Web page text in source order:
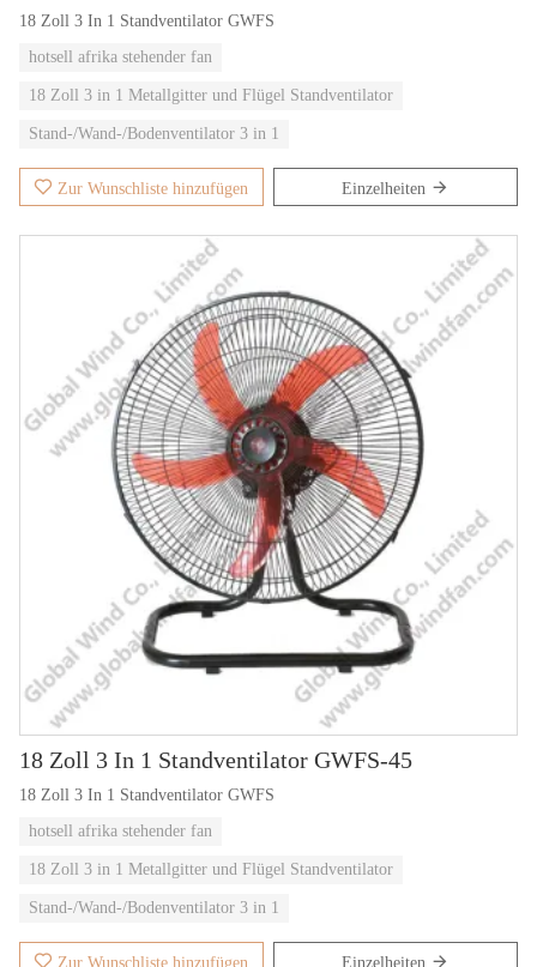
18 Zoll 3 In 1 Standventilator GWFS
hotsell afrika stehender fan
18 Zoll 3 in 1 Metallgitter und Flügel Standventilator
Stand-/Wand-/Bodenventilator 3 in 1
Zur Wunschliste hinzufügen Einzelheiten
18 Zoll 3 In 1 Standventilator GWFS-45
18 Zoll 3 In 1 Standventilator GWFS
hotsell afrika stehender fan
18 Zoll 3 in 1 Metallgitter und Flügel Standventilator
Stand-/Wand-/Bodenventilator 3 in 1
Zur Wunschliste hinzufügen Einzelheiten